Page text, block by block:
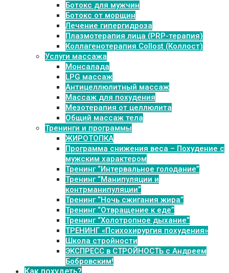
Ботокс для мужчин
Ботокс от морщин
Лечение гипергидроза
Плазмотерапия лица (PRP-терапия)
Коллагенотерапия Collost (Коллост)
Услуги массажа
Монсалада
LPG массаж
Антицеллюлитный массаж
Массаж для похудения
Мезотерапия от целлюлита
Общий массаж тела
Тренинги и программы
ЖИРОТОПКА
Программа снижения веса – Похудение с
мужским характером
Тренинг “Интервальное голодание”
Тренинг “Манипуляции и
контрманипуляции”
Тренинг “Ночь сжигания жира”
Тренинг “Отвращение к еде”
Тренинг “Холотропное дыхание”
ТРЕНИНГ «Психохирургия похудения»
Школа стройности
ЭКСПРЕСС в СТРОЙНОСТЬ с Андреем
Бобровским!